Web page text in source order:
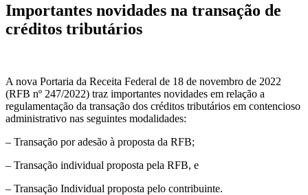
Importantes novidades na transação de
créditos tributários
A nova Portaria da Receita Federal de 18 de novembro de 2022
(RFB nº 247/2022) traz importantes novidades em relação a
regulamentação da transação dos créditos tributários em contencioso
administrativo nas seguintes modalidades:
– Transação por adesão à proposta da RFB;
– Transação individual proposta pela RFB, e
– Transação Individual proposta pelo contribuinte.